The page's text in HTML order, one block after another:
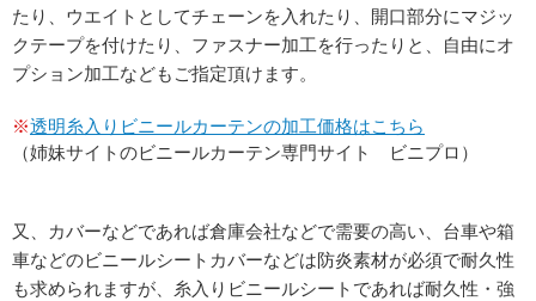
たり、ウエイトとしてチェーンを入れたり、開口部分にマジッ
クテープを付けたり、ファスナー加工を行ったりと、自由にオ
プション加工などもご指定頂けます。
※透明糸入りビニールカーテンの加工価格はこちら
（姉妹サイトのビニールカーテン専門サイト ビニプロ）
又、カバーなどであれば倉庫会社などで需要の高い、台車や箱
車などのビニールシートカバーなどは防炎素材が必須で耐久性
も求められますが、糸入りビニールシートであれば耐久性・強